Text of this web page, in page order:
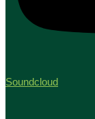
Soundcloud